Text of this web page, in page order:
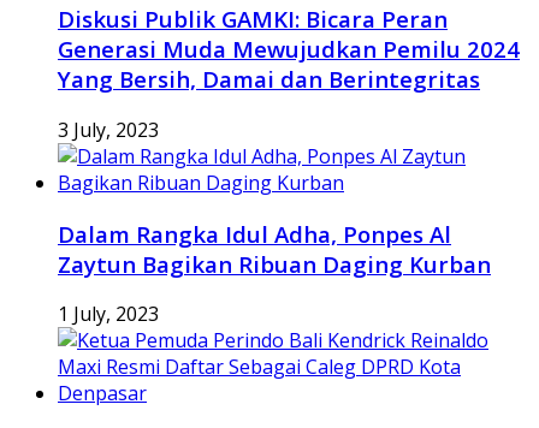
Diskusi Publik GAMKI: Bicara Peran
Generasi Muda Mewujudkan Pemilu 2024
Yang Bersih, Damai dan Berintegritas
3 July, 2023
Dalam Rangka Idul Adha, Ponpes Al
Zaytun Bagikan Ribuan Daging Kurban
1 July, 2023